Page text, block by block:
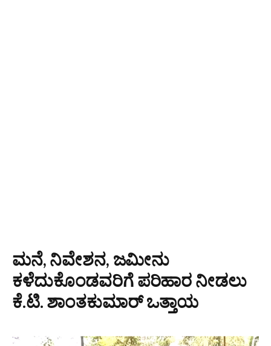
ಮನೆ, ನಿವೇಶನ, ಜಮೀನು
ಕಳೆದುಕೊಂಡವರಿಗೆ ಪರಿಹಾರ ನೀಡಲು
ಕೆ.ಟಿ. ಶಾಂತಕುಮಾರ್ ಒತ್ತಾಯ